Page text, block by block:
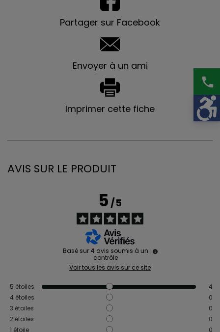
Partager sur Facebook
Envoyer à un ami
Imprimer cette fiche
AVIS SUR LE PRODUIT
5/5
Basé sur 4 avis soumis à un
contrôle
Voir tous les avis sur ce site
5 étoiles
4
4 étoiles
0
3 étoiles
0
2 étoiles
0
1 étoile 0
phone